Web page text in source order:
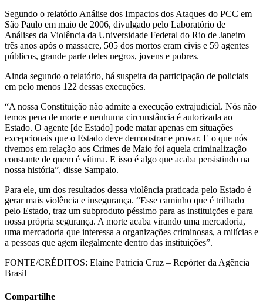
Segundo o relatório Análise dos Impactos dos Ataques do PCC em
São Paulo em maio de 2006, divulgado pelo Laboratório de
Análises da Violência da Universidade Federal do Rio de Janeiro
três anos após o massacre, 505 dos mortos eram civis e 59 agentes
públicos, grande parte deles negros, jovens e pobres.
Ainda segundo o relatório, há suspeita da participação de policiais
em pelo menos 122 dessas execuções.
“A nossa Constituição não admite a execução extrajudicial. Nós não
temos pena de morte e nenhuma circunstância é autorizada ao
Estado. O agente [de Estado] pode matar apenas em situações
excepcionais que o Estado deve demonstrar e provar. E o que nós
tivemos em relação aos Crimes de Maio foi aquela criminalização
constante de quem é vítima. E isso é algo que acaba persistindo na
nossa história”, disse Sampaio.
Para ele, um dos resultados dessa violência praticada pelo Estado é
gerar mais violência e insegurança. “Esse caminho que é trilhado
pelo Estado, traz um subproduto péssimo para as instituições e para
nossa própria segurança. A morte acaba virando uma mercadoria,
uma mercadoria que interessa a organizações criminosas, a milícias e
a pessoas que agem ilegalmente dentro das instituições”.
FONTE/CRÉDITOS: Elaine Patricia Cruz – Repórter da Agência
Brasil
Compartilhe